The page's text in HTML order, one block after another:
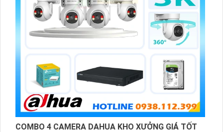
COMBO 4 CAMERA DAHUA KHO XƯỞNG GIÁ TỐT